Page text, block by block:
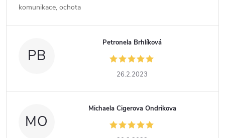
komunikace, ochota
PB
Petronela Brhlíková
26.2.2023
MO
Michaela Cigerova Ondrikova